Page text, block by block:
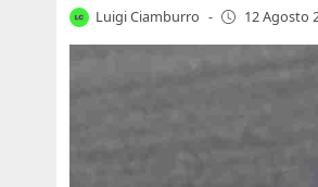
Luigi Ciamburro - 12 Agosto